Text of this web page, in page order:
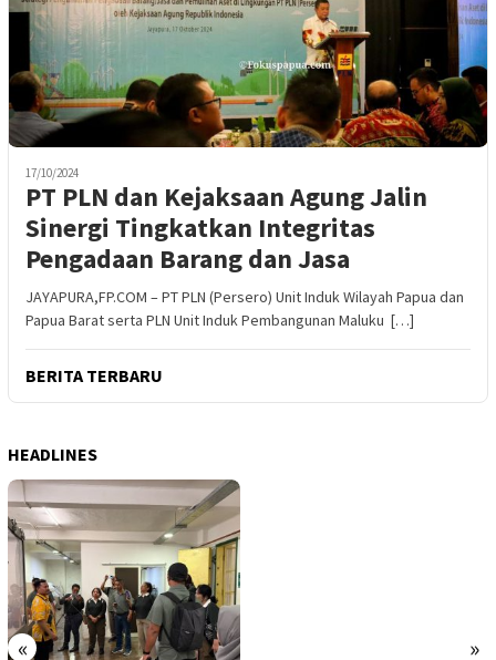
17/10/2024
PT PLN dan Kejaksaan Agung Jalin
Sinergi Tingkatkan Integritas
Pengadaan Barang dan Jasa
JAYAPURA,FP.COM – PT PLN (Persero) Unit Induk Wilayah Papua dan
Papua Barat serta PLN Unit Induk Pembangunan Maluku […]
BERITA TERBARU
HEADLINES
« »